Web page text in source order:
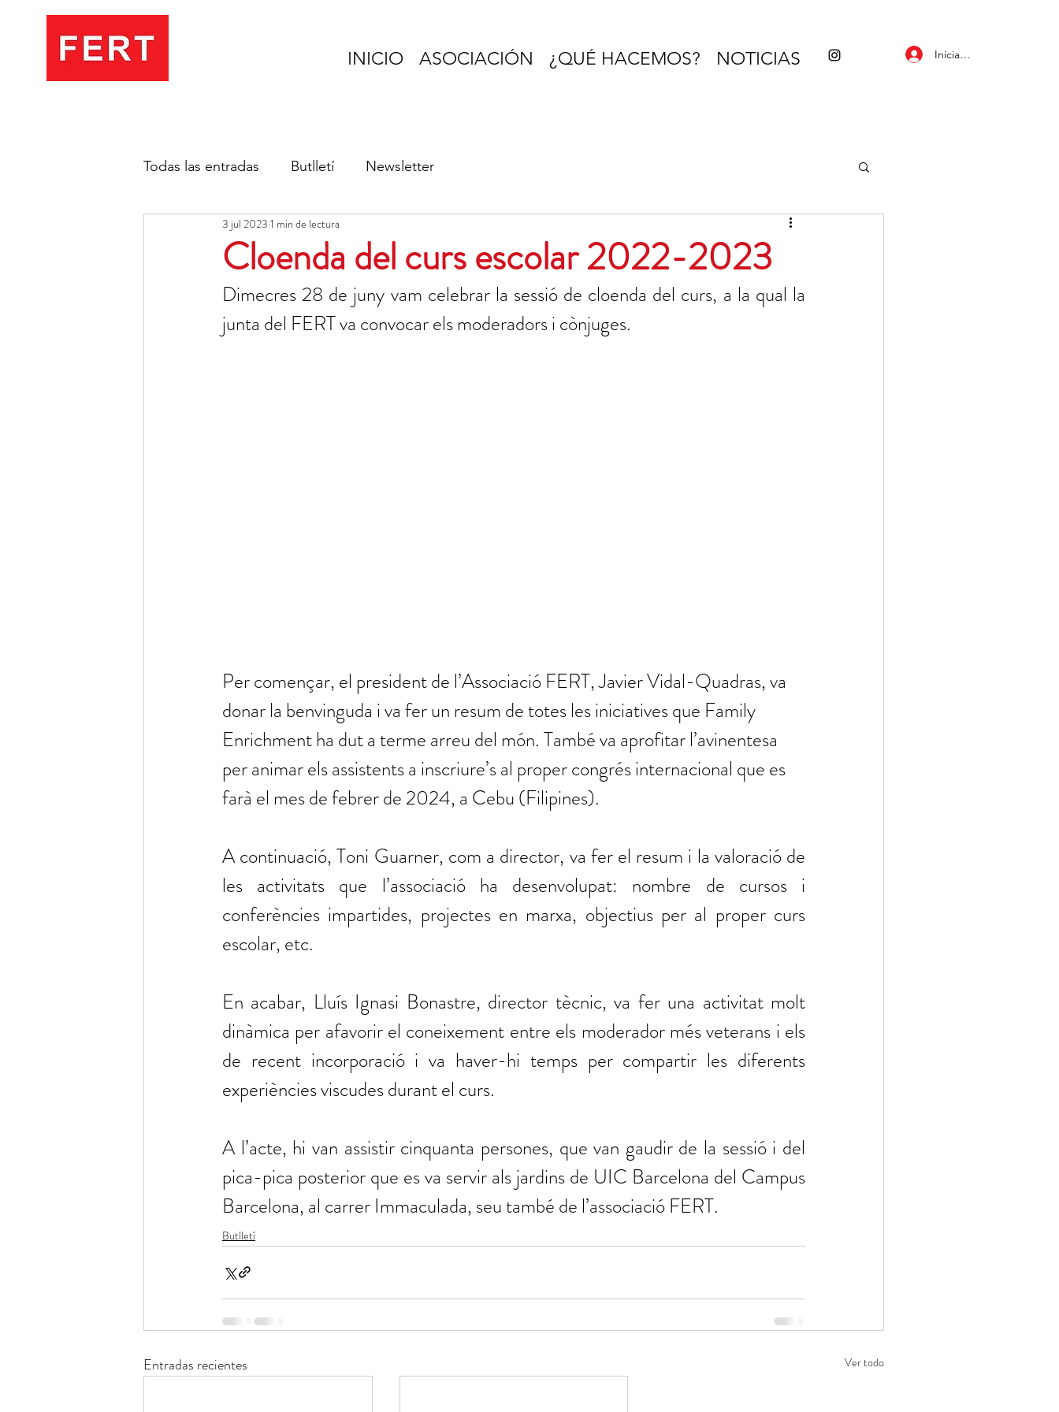
INICIO ASOCIACIÓN ¿QUÉ HACEMOS? NOTICIAS Iniciar sesión
Todas las entradas Butlletí Newsletter
Cloenda del curs escolar 2022-2023
3 jul 2023 1 min de lectura
Dimecres 28 de juny vam celebrar la sessió de cloenda del curs, a la qual la
junta del FERT va convocar els moderadors i cònjuges.
Per començar, el president de l’Associació FERT, Javier Vidal-Quadras, va
donar la benvinguda i va fer un resum de totes les iniciatives que Family
Enrichment ha dut a terme arreu del món. També va aprofitar l’avinentesa
per animar els assistents a inscriure’s al proper congrés internacional que es
farà el mes de febrer de 2024, a Cebu (Filipines).
A continuació, Toni Guarner, com a director, va fer el resum i la valoració de
les activitats que l’associació ha desenvolupat: nombre de cursos i
conferències impartides, projectes en marxa, objectius per al proper curs
escolar, etc.
En acabar, Lluís Ignasi Bonastre, director tècnic, va fer una activitat molt
dinàmica per afavorir el coneixement entre els moderador més veterans i els
de recent incorporació i va haver-hi temps per compartir les diferents
experiències viscudes durant el curs.
A l’acte, hi van assistir cinquanta persones, que van gaudir de la sessió i del
pica-pica posterior que es va servir als jardins de UIC Barcelona del Campus
Barcelona, al carrer Immaculada, seu també de l’associació FERT.
Butlletí
Entradas recientes Ver todo